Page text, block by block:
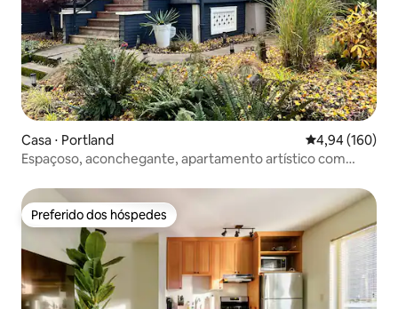
Casa ⋅ Portland 4,94 de uma
4,94 (160)
Espaçoso, aconchegante, apartamento artístico com
Preferido dos hóspedes
Preferido dos hóspedes